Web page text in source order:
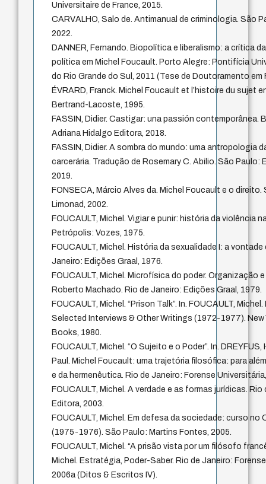
Universitaire de France, 2015.
CARVALHO, Salo de. Antimanual de criminologia. São
2022.
DANNER, Fernando. Biopolítica e liberalismo: a crítica
política em Michel Foucault. Porto Alegre: Pontifícia
do Rio Grande do Sul, 2011 (Tese de Doutoramento em
ÉVRARD, Franck. Michel Foucault et l’histoire du sujet
Bertrand-Lacoste, 1995.
FASSIN, Didier. Castigar: una passión contemporânea.
Adriana Hidalgo Editora, 2018.
FASSIN, Didier. A sombra do mundo: uma antropologia
carcerária. Tradução de Rosemary C. Abilio. São Paulo:
2019.
FONSECA, Márcio Alves da. Michel Foucault e o direito.
Limonad, 2002.
FOUCAULT, Michel. Vigiar e punir: história da violência
Petrópolis: Vozes, 1975.
FOUCAULT, Michel. História da sexualidade I: a vontade
Janeiro: Edições Graal, 1976.
FOUCAULT, Michel. Microfísica do poder. Organização
Roberto Machado. Rio de Janeiro: Edições Graal, 1979.
FOUCAULT, Michel. “Prison Talk”. In. FOUCAULT,
Selected Interviews & Other Writings (1972-1977). New
Books, 1980.
FOUCAULT, Michel. “O Sujeito e o Poder”. In.
Paul. Michel Foucault: uma trajetória filosófica: para
e da hermenêutica. Rio de Janeiro: Forense
FOUCAULT, Michel. A verdade e as formas jurídicas. Rio
Editora, 2003.
FOUCAULT, Michel. Em defesa da sociedade: curso no
(1975-1976). São Paulo: Martins Fontes, 2005.
FOUCAULT, Michel. “A prisão vista por um filósofo
Michel. Estratégia, Poder-Saber. Rio de Janeiro:
2006a (Ditos & Escritos IV).